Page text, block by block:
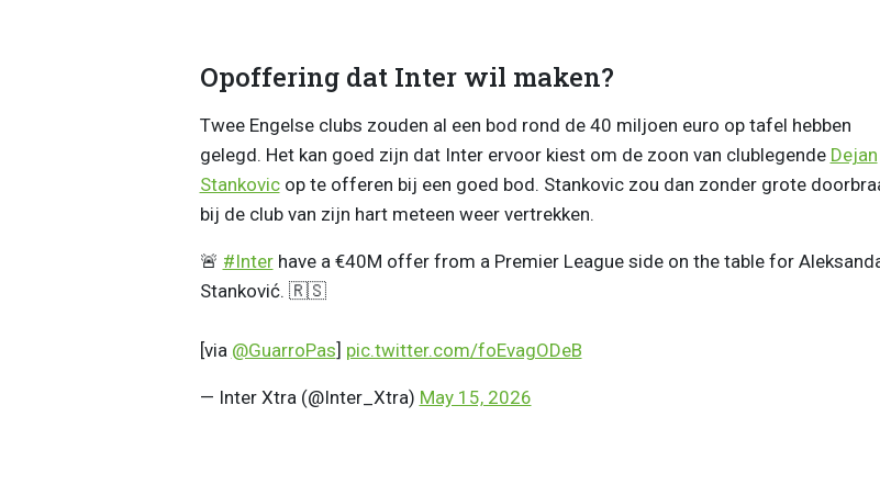
Opoffering dat Inter wil maken?
Twee Engelse clubs zouden al een bod rond de 40 miljoen euro op tafel hebben
gelegd. Het kan goed zijn dat Inter ervoor kiest om de zoon van clublegende Dejan
Stankovicop te offeren bij een goed bod. Stankovic zou dan zonder grote
bij de club van zijn hart meteen weer vertrekken.
🚨 #Interhave a €40M offer from a Premier League side on the table for
Stanković. 🇷🇸
[via @GuarroPas] pic.twitter.com/foEvagODeB
— Inter Xtra (@Inter_Xtra) May 15, 2026